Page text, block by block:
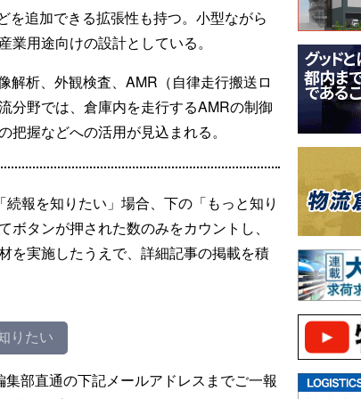
追加できる拡張性も持つ。小型ながら
用途向けの設計としている。
解析、外観検査、AMR（自律走行搬送ロ
分野では、倉庫内を走行するAMRの制御
握などへの活用が見込まれる。
報を知りたい」場合、下の「もっと知り
タンが押された数のみをカウントし、
を実施したうえで、詳細記事の掲載を積
りたい
部直通の下記メールアドレスまでご一報